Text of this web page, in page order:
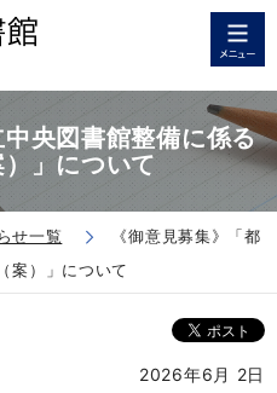
中央図書館整備に係る
」について
せ一覧
《御意見募集》「都
案）」について
2026年6月 2日